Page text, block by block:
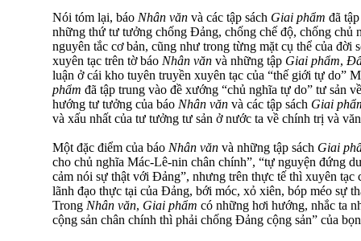
Nói tóm lại, báo Nhân văn và các tập sách Giai phẩm đã
những thứ tư tưởng chống Đảng, chống chế độ, chống chủ
nguyên tắc cơ bản, cũng như trong từng mặt cụ thể của đời
xuyên tạc trên tờ báo Nhân văn và những tập Giai phẩm,
luận ở cái kho tuyên truyền xuyên tạc của “thế giới tự do”
phẩm đã tập trung vào đề xướng “chủ nghĩa tự do” tư sản
hướng tư tưởng của báo Nhân văn và các tập sách Giai
và xấu nhất của tư tưởng tư sản ở nước ta về chính trị và
Một đặc điểm của báo Nhân văn và những tập sách Giai
cho chủ nghĩa Mác-Lê-nin chân chính”, “tự nguyện đứng
cảm nói sự thật với Đảng”, nhưng trên thực tế thì xuyên
lãnh đạo thực tại của Đảng, bới móc, xỏ xiên, bóp méo sự
Trong Nhân văn, Giai phẩm có những hơi hướng, nhắc ta
cộng sản chân chính thì phải chống Đảng cộng sản” của